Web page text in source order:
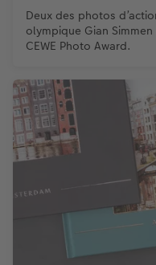
Deux des photos
olympique Gian
CEWE Photo Award.